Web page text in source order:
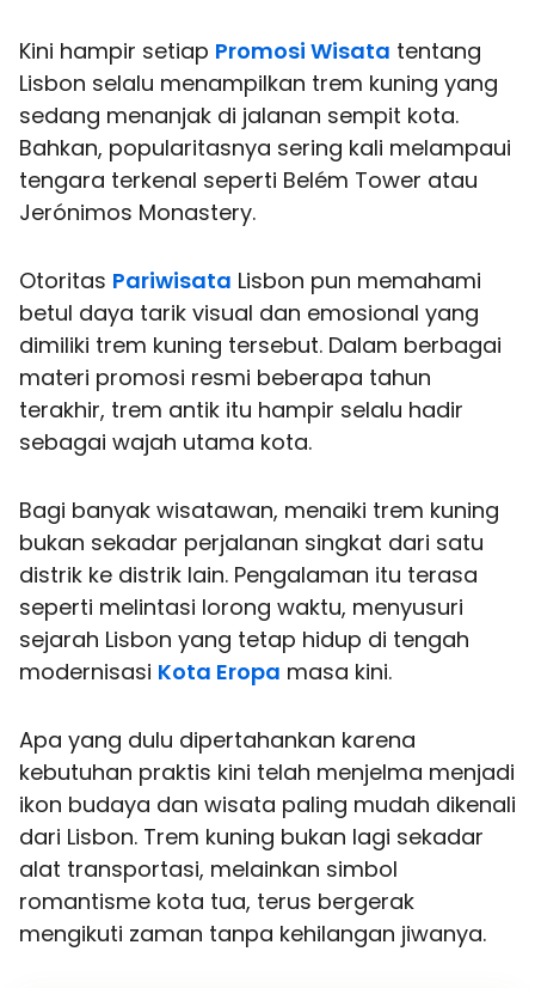
Kini hampir setiap Promosi Wisata tentang
Lisbon selalu menampilkan trem kuning yang
sedang menanjak di jalanan sempit kota.
Bahkan, popularitasnya sering kali melampaui
tengara terkenal seperti Belém Tower atau
Jerónimos Monastery.
Otoritas Pariwisata Lisbon pun memahami
betul daya tarik visual dan emosional yang
dimiliki trem kuning tersebut. Dalam berbagai
materi promosi resmi beberapa tahun
terakhir, trem antik itu hampir selalu hadir
sebagai wajah utama kota.
Bagi banyak wisatawan, menaiki trem kuning
bukan sekadar perjalanan singkat dari satu
distrik ke distrik lain. Pengalaman itu terasa
seperti melintasi lorong waktu, menyusuri
sejarah Lisbon yang tetap hidup di tengah
modernisasi Kota Eropa masa kini.
Apa yang dulu dipertahankan karena
kebutuhan praktis kini telah menjelma menjadi
ikon budaya dan wisata paling mudah dikenali
dari Lisbon. Trem kuning bukan lagi sekadar
alat transportasi, melainkan simbol
romantisme kota tua, terus bergerak
mengikuti zaman tanpa kehilangan jiwanya.